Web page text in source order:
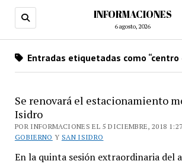
INFORMACIONES
6 agosto, 2026
Entradas etiquetadas como “centro
Se renovará el estacionamiento
Isidro
POR INFORMACIONES EL 5 DICIEMBRE, 2018
GOBIERNO Y SAN ISIDRO
En la quinta sesión extraordinaria del